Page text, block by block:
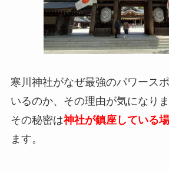
寒川神社がなぜ最強のパワース
いるのか、その理由が気になり
その秘密は神社が鎮座している
ます。